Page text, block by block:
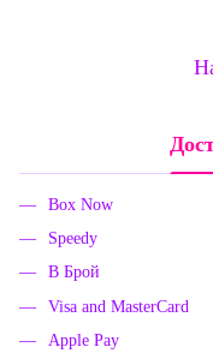
Box Now
Speedy
В Брой
Visa and MasterCard
Apple Pay